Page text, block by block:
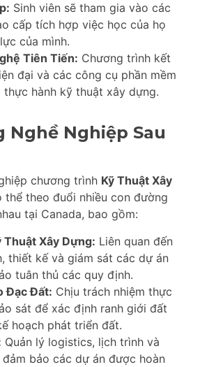
Sinh viên sẽ tham gia vào các
cấp tích hợp việc học của họ
của mình.
Tiên Tiến: Chương trình kết
đại và các công cụ phần mềm
hành kỹ thuật xây dựng.
Nghề Nghiệp Sau
chương trình Kỹ Thuật Xây
thể theo đuổi nhiều con đường
tại Canada, bao gồm:
Thuật Xây Dựng: Liên quan đến
thiết kế và giám sát các dự án
tuân thủ các quy định.
Đạc Đất: Chịu trách nhiệm thực
sát để xác định ranh giới đất
hoạch phát triển đất.
Quản lý logistics, lịch trình và
đảm bảo các dự án được hoàn